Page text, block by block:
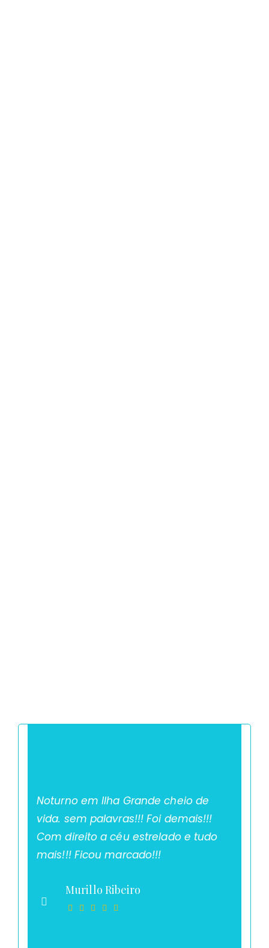
Noturno em Ilha Grande cheio de
vida. sem palavras!!! Foi demais!!!
Com direito a céu estrelado e tudo
mais!!! Ficou marcado!!!
Murillo Ribeiro